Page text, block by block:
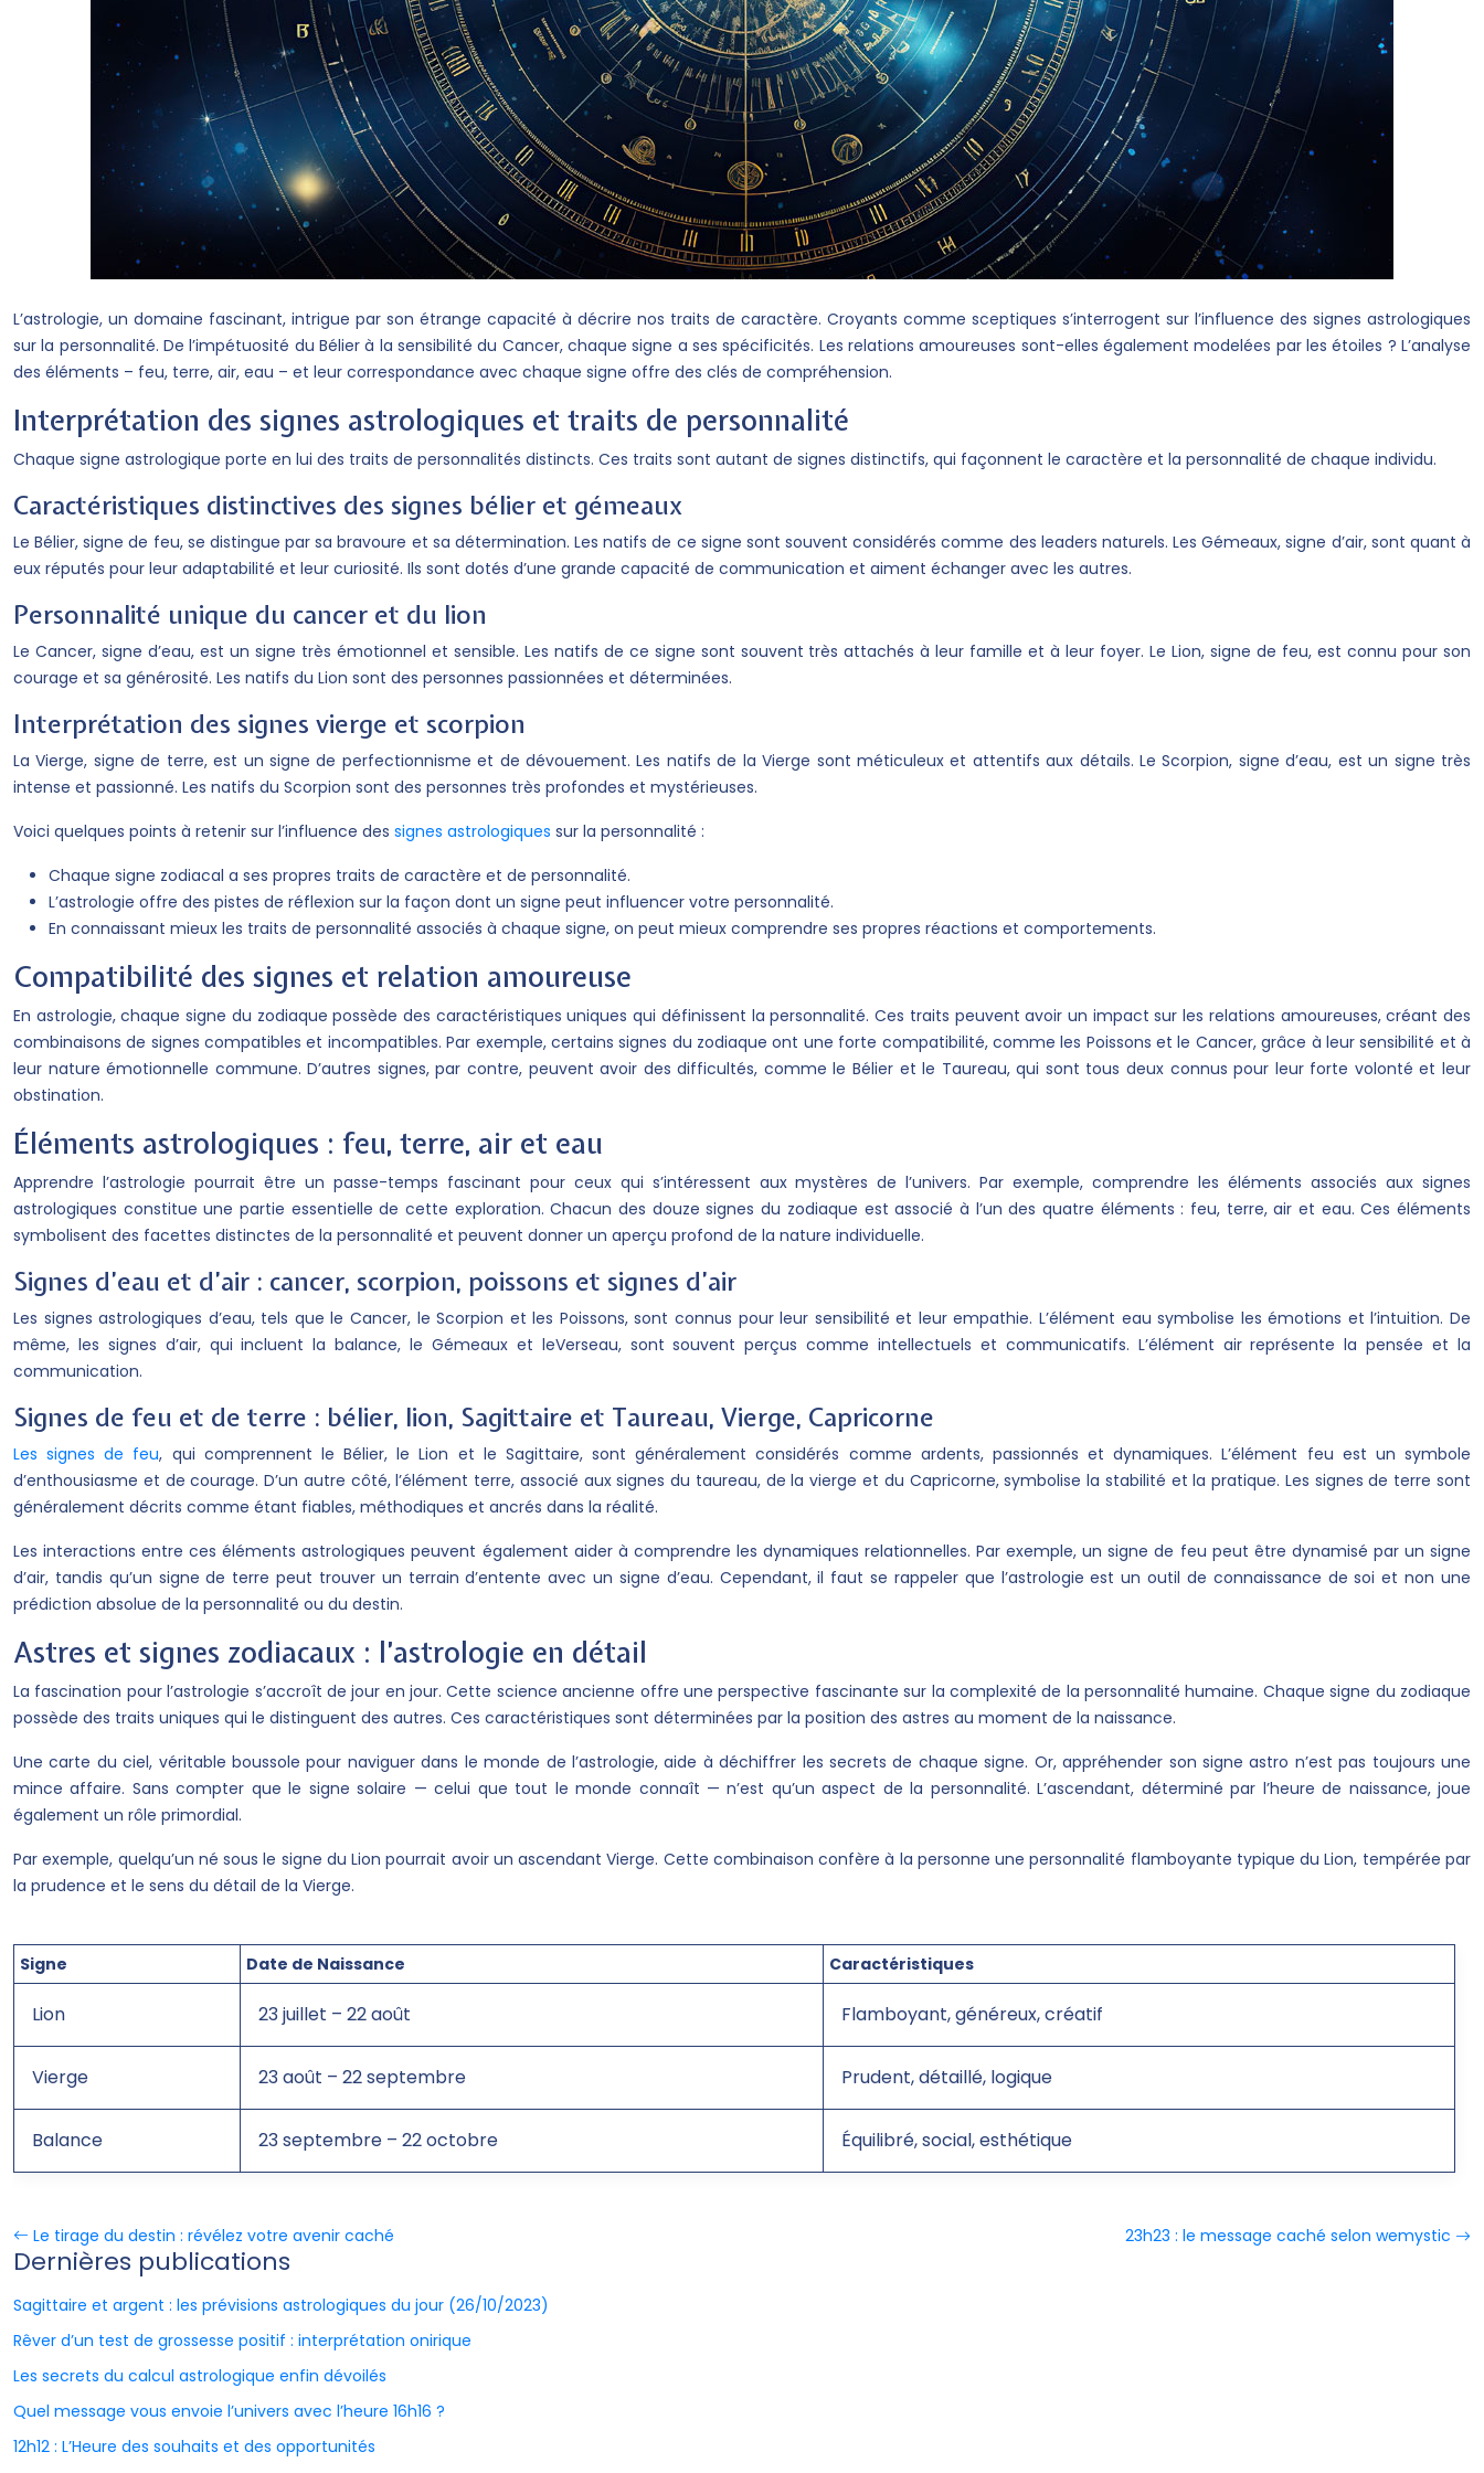
L’astrologie, un domaine fascinant, intrigue par son étrange capacité à décrire nos traits de caractère. Croyants comme sceptiques s’interrogent sur l’influence des signes astrologiques
sur la personnalité. De l’impétuosité du Bélier à la sensibilité du Cancer, chaque signe a ses spécificités. Les relations amoureuses sont-elles également modelées par les étoiles ? L’analyse
des éléments – feu, terre, air, eau – et leur correspondance avec chaque signe offre des clés de compréhension.
Interprétation des signes astrologiques et traits de personnalité
Chaque signe astrologique porte en lui des traits de personnalités distincts. Ces traits sont autant de signes distinctifs, qui façonnent le caractère et la personnalité de chaque individu.
Caractéristiques distinctives des signes bélier et gémeaux
Le Bélier, signe de feu, se distingue par sa bravoure et sa détermination. Les natifs de ce signe sont souvent considérés comme des leaders naturels. Les Gémeaux, signe d’air, sont quant à
eux réputés pour leur adaptabilité et leur curiosité. Ils sont dotés d’une grande capacité de communication et aiment échanger avec les autres.
Personnalité unique du cancer et du lion
Le Cancer, signe d’eau, est un signe très émotionnel et sensible. Les natifs de ce signe sont souvent très attachés à leur famille et à leur foyer. Le Lion, signe de feu, est connu pour son
courage et sa générosité. Les natifs du Lion sont des personnes passionnées et déterminées.
Interprétation des signes vierge et scorpion
La Vierge, signe de terre, est un signe de perfectionnisme et de dévouement. Les natifs de la Vierge sont méticuleux et attentifs aux détails. Le Scorpion, signe d’eau, est un signe très
intense et passionné. Les natifs du Scorpion sont des personnes très profondes et mystérieuses.
Voici quelques points à retenir sur l’influence des signes astrologiques sur la personnalité :
Chaque signe zodiacal a ses propres traits de caractère et de personnalité.
L’astrologie offre des pistes de réflexion sur la façon dont un signe peut influencer votre personnalité.
En connaissant mieux les traits de personnalité associés à chaque signe, on peut mieux comprendre ses propres réactions et comportements.
Compatibilité des signes et relation amoureuse
En astrologie, chaque signe du zodiaque possède des caractéristiques uniques qui définissent la personnalité. Ces traits peuvent avoir un impact sur les relations amoureuses, créant des
combinaisons de signes compatibles et incompatibles. Par exemple, certains signes du zodiaque ont une forte compatibilité, comme les Poissons et le Cancer, grâce à leur sensibilité et à
leur nature émotionnelle commune. D’autres signes, par contre, peuvent avoir des difficultés, comme le Bélier et le Taureau, qui sont tous deux connus pour leur forte volonté et leur
obstination.
Éléments astrologiques : feu, terre, air et eau
Apprendre l’astrologie pourrait être un passe-temps fascinant pour ceux qui s’intéressent aux mystères de l’univers. Par exemple, comprendre les éléments associés aux signes
astrologiques constitue une partie essentielle de cette exploration. Chacun des douze signes du zodiaque est associé à l’un des quatre éléments : feu, terre, air et eau. Ces éléments
symbolisent des facettes distinctes de la personnalité et peuvent donner un aperçu profond de la nature individuelle.
Signes d’eau et d’air : cancer, scorpion, poissons et signes d’air
Les signes astrologiques d’eau, tels que le Cancer, le Scorpion et les Poissons, sont connus pour leur sensibilité et leur empathie. L’élément eau symbolise les émotions et l’intuition. De
même, les signes d’air, qui incluent la balance, le Gémeaux et leVerseau, sont souvent perçus comme intellectuels et communicatifs. L’élément air représente la pensée et la
communication.
Signes de feu et de terre : bélier, lion, Sagittaire et Taureau, Vierge, Capricorne
Les signes de feu, qui comprennent le Bélier, le Lion et le Sagittaire, sont généralement considérés comme ardents, passionnés et dynamiques. L’élément feu est un symbole
d’enthousiasme et de courage. D’un autre côté, l’élément terre, associé aux signes du taureau, de la vierge et du Capricorne, symbolise la stabilité et la pratique. Les signes de terre sont
généralement décrits comme étant fiables, méthodiques et ancrés dans la réalité.
Les interactions entre ces éléments astrologiques peuvent également aider à comprendre les dynamiques relationnelles. Par exemple, un signe de feu peut être dynamisé par un signe
d’air, tandis qu’un signe de terre peut trouver un terrain d’entente avec un signe d’eau. Cependant, il faut se rappeler que l’astrologie est un outil de connaissance de soi et non une
prédiction absolue de la personnalité ou du destin.
Astres et signes zodiacaux : l’astrologie en détail
La fascination pour l’astrologie s’accroît de jour en jour. Cette science ancienne offre une perspective fascinante sur la complexité de la personnalité humaine. Chaque signe du zodiaque
possède des traits uniques qui le distinguent des autres. Ces caractéristiques sont déterminées par la position des astres au moment de la naissance.
Une carte du ciel, véritable boussole pour naviguer dans le monde de l’astrologie, aide à déchiffrer les secrets de chaque signe. Or, appréhender son signe astro n’est pas toujours une
mince affaire. Sans compter que le signe solaire — celui que tout le monde connaît — n’est qu’un aspect de la personnalité. L’ascendant, déterminé par l’heure de naissance, joue
également un rôle primordial.
Par exemple, quelqu’un né sous le signe du Lion pourrait avoir un ascendant Vierge. Cette combinaison confère à la personne une personnalité flamboyante typique du Lion, tempérée par
la prudence et le sens du détail de la Vierge.
Signe Date de Naissance Caractéristiques
Lion 23 juillet – 22 août Flamboyant, généreux, créatif
Vierge 23 août – 22 septembre Prudent, détaillé, logique
Balance 23 septembre – 22 octobre Équilibré, social, esthétique
Le tirage du destin : révélez votre avenir caché 23h23 : le message caché selon wemystic
Dernières publications
Sagittaire et argent : les prévisions astrologiques du jour (26/10/2023)
Rêver d’un test de grossesse positif : interprétation onirique
Les secrets du calcul astrologique enfin dévoilés
Quel message vous envoie l’univers avec l’heure 16h16 ?
12h12 : L’Heure des souhaits et des opportunités